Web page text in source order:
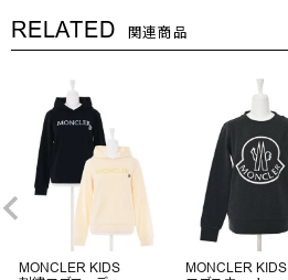
RELATED 関連商品
MONCLER KIDS
MONCLER KIDS